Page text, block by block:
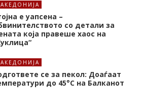
е уапсена –
со детали за
која правеше хаос на
се за пекол: Доаѓаат
до 45°C на Балканот